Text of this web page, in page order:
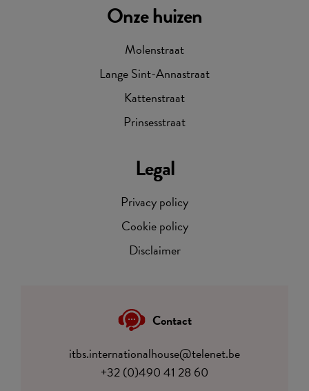
Contact
itbs.internationalhouse@telenet.be
+32 (0)490 41 28 60
Legal
Privacy policy
Cookie policy
Disclaimer
Onze huizen
Molenstraat
Lange Sint-Annastraat
Kattenstraat
Prinsesstraat